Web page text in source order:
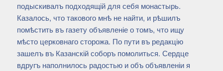
подыскивалъ подходящій для себя монастырь.
Казалось, что такового мнѣ не найти, и рѣшилъ
помѣстить въ газету объявленіе о томъ, что ищу
мѣсто церковнаго сторожа. По пути въ редакцію
зашелъ въ Казанскій соборъ помолиться. Сердце
вдругъ наполнилось радостью и объ объявленіи я